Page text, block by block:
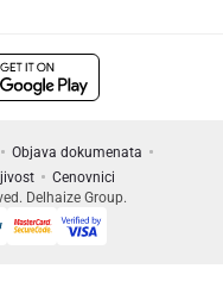
Objava dokumenata
Cenovnici
Delhaize Group.